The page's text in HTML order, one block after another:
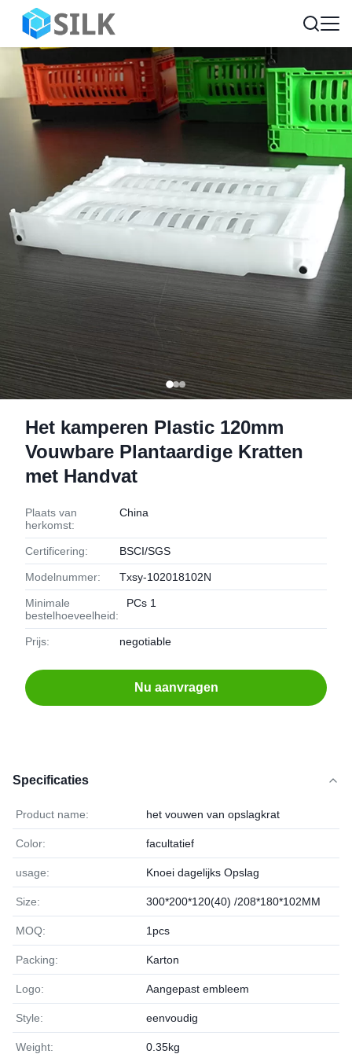
Het kamperen Plastic 120mm
Vouwbare Plantaardige Kratten
met Handvat
Plaats van
herkomst:
China
Certificering: BSCI/SGS
Modelnummer: Txsy-102018102N
Minimale
bestelhoeveelheid:
PCs 1
Prijs: negotiable
Nu aanvragen
Specificaties
Product name: het vouwen van opslagkrat
Color: facultatief
usage: Knoei dagelijks Opslag
Size: 300*200*120(40) /208*180*102MM
MOQ: 1pcs
Packing: Karton
Logo: Aangepast embleem
Style: eenvoudig
Weight: 0.35kg